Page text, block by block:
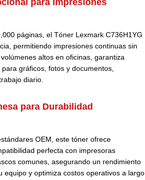
para Impresiones
páginas, el Tóner Lexmark C736H1YG
permitiendo impresiones continuas sin
altos en oficinas, garantiza
gráficos, fotos y documentos,
diario.
para Durabilidad
OEM, este tóner ofrece
perfecta con impresoras
comunes, asegurando un rendimiento
equipo y optimiza costos operativos a largo